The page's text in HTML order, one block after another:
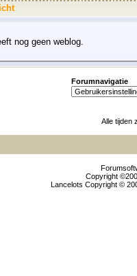
nog geen weblog.
Forumnavigatie
Alle tijden
Copyright
Lancelots Copyright ©